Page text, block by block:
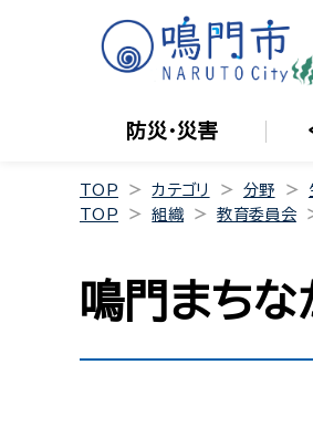
防災・災害
TOP カテゴリ 分野
TOP
組織 教育委員会
鳴門まち